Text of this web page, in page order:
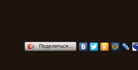
Поделиться…